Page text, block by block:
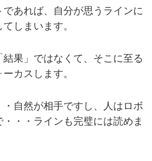
あれば、自分が思うラインに
しまいます。
果」ではなくて、そこに至る
カスします。
自然が相手ですし、人はロボ
・・ラインも完璧には読めま